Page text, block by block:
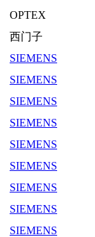
OPTEX
西门子
SIEMENS
SIEMENS
SIEMENS
SIEMENS
SIEMENS
SIEMENS
SIEMENS
SIEMENS
SIEMENS